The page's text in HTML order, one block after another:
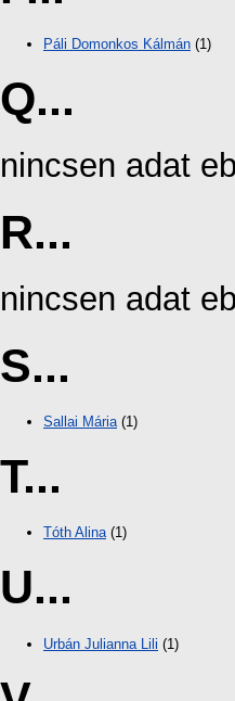
Páli Domonkos Kálmán (1)
Q...
nincsen adat
R...
nincsen adat
S...
Sallai Mária(1)
T...
Tóth Alina(1)
U...
Urbán Julianna Lili (1)